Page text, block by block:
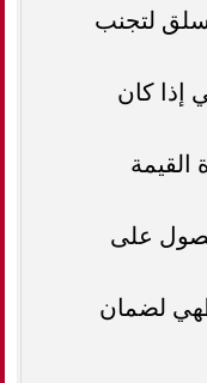
لتجنب
إذا كان
القيمة
على
لضمان